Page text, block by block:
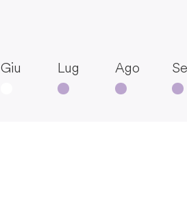
Giu Lug Ago